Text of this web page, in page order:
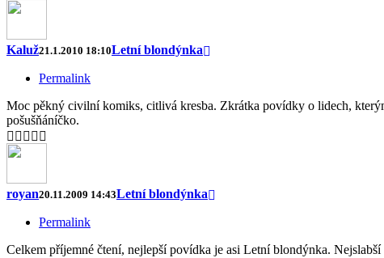
Kaluž21.1.2010 18:10Letní blondýnka
Permalink
Moc pěkný civilní komiks, citlivá kresba. Zkrátka povídky o lidech,
pošušňáníčko.
royan20.11.2009 14:43Letní blondýnka
Permalink
Celkem příjemné čtení, nejlepší povídka je asi Letní blondýnka.